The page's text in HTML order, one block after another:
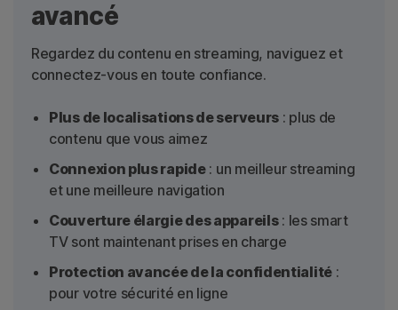
avancé
Regardez du contenu en streaming, naviguez et
connectez-vous en toute confiance.
Plus de localisations de serveurs : plus de
contenu que vous aimez
Connexion plus rapide: un meilleur streaming
et une meilleure navigation
Couverture élargie des appareils: les smart
TV sont maintenant prises en charge
Protection avancée de la confidentialité :
pour votre sécurité en ligne